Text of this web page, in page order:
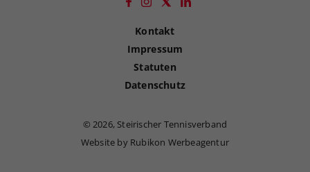
Kontakt
Impressum
Statuten
Datenschutz
©2026, Steirischer Tennisverband
Website by Rubikon Werbeagentur